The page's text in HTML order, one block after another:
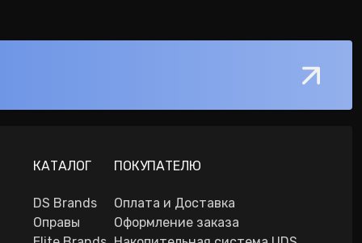
КАТАЛОГ
DS Brands
Оправы
ПОКУПАТЕЛЮ
Оплата и Доставка
Оформление заказа